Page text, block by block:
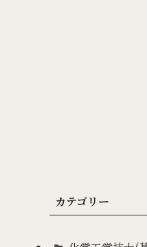
カテゴリー